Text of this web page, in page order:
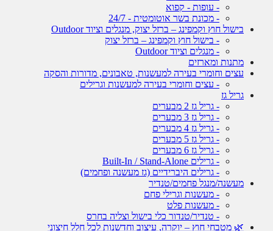
- עופות - קפוא
- מכונת בשר אוטומטית - 24/7
בישול חוץ וקמפינג – ברזל יצוק, מנגלים וציוד Outdoor
- בישול חוץ וקמפינג – ברזל יצוק
- מנגלים וציוד Outdoor
מתנות ומארזים
עצים וחומרי בעירה למעשנות, טאבונים, מדורות והסקה
- עצים וחומרי בעירה למעשנות וגרילים
גריל גז
- גריל גז 2 מבערים
- גריל גז 3 מבערים
- גריל גז 4 מבערים
- גריל גז 5 מבערים
- גריל גז 6 מבערים
- גרילים Built-In / Stand-Alone
- גרילים היברידיים (גז מעשנה ופחמים)
מעשנה/מנגל פחמים/טנדיר
- מעשנות וגרילי פחם
- מעשנות פלט
- טנדיר/טנדור כלי בישול וצליה בחרס
🌿 מטבחי חוץ – יוקרה, עיצוב וחדשנות לכל חלל חיצוני